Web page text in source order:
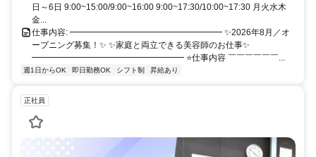
日～6日 9:00~15:00/9:00~16:00 9:00~17:30/10:00~17:30 月火水木
金...
仕事内容: ━━━━━━━━━━━━━━━━━━ ✨2026年8月／オ
ープニング募集！✨ ✨家庭と両立できる美容師のお仕事✨
━━━━━━━━━━━━━━━━━━ ⭐仕事内容 ￣￣￣￣￣￣...
週1日からOK 即日勤務OK シフト制 昇給あり
正社員